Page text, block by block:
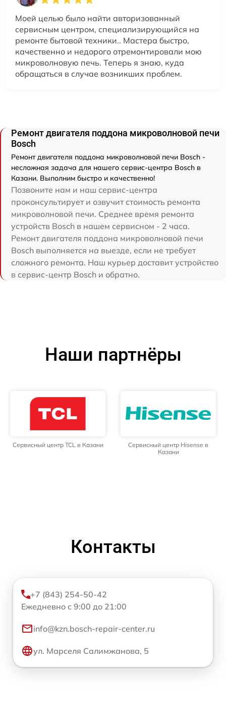
Моей целью было найти авторизованный
сервисным центром, специализирующийся на
ремонте бытовой техники.. Мастера быстро,
качественно и недорого отремонтировали мою
микроволновую печь. Теперь я знаю, куда
обращаться в случае возникших проблем.
Ремонт двигателя поддона микроволновой печи
Bosch
Ремонт двигателя поддона микроволновой печи Bosch -
несложная задача для нашего сервис-центра Bosch в
Казани. Выполним быстро и качественно!
Позвоните нам и наш сервис-центра
проконсультирует и озвучит стоимость ремонта
микроволновой печи. Среднее время ремонта
устройств Bosch в нашем сервисном - 2 часа.
Ремонт двигателя поддона микроволновой печи
Bosch выполняется на выезде, если не требует
сложного ремонта. Наш курьер доставит устройство
в сервис-центр Bosch и обратно.
Наши партнёры
Сервисный центр TCL в Казани
Сервисный центр Hisense в
Казани
Контакты
+7 (843) 254-50-42
Ежедневно с 9:00 до 21:00
info@kzn.bosch-repair-center.ru
ул. Марселя Салимжанова, 5